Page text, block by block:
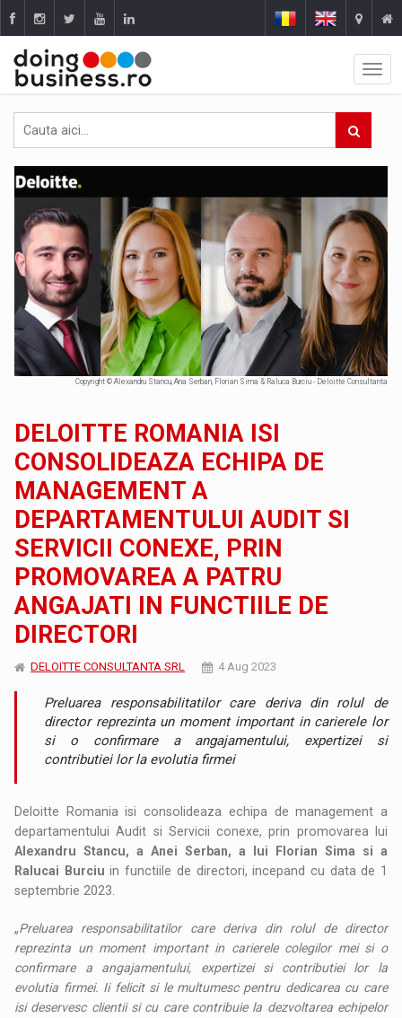
Copyright © Alexandru Stancu, Ana Serban, Florian Sima & Raluca Burciu - Deloitte Consultanta
DELOITTE ROMANIA ISI
CONSOLIDEAZA ECHIPA DE
MANAGEMENT A
DEPARTAMENTULUI AUDIT SI
SERVICII CONEXE, PRIN
PROMOVAREA A PATRU
ANGAJATI IN FUNCTIILE DE
DIRECTORI
DELOITTE CONSULTANTA SRL 4 Aug 2023
Preluarea responsabilitatilor care deriva din rolul de
director reprezinta un moment important in carierele lor
si o confirmare a angajamentului, expertizei si
contributiei lor la evolutia firmei
Deloitte Romania isi consolideaza echipa de management a
departamentului Audit si Servicii conexe, prin promovarea lui
Alexandru Stancu, a Anei Serban, a lui Florian Sima si a
Ralucai Burciu in functiile de directori, incepand cu data de 1
septembrie 2023.
„Preluarea responsabilitatilor care deriva din rolul de director
reprezinta un moment important in carierele colegilor mei si o
confirmare a angajamentului, expertizei si contributiei lor la
evolutia firmei. Ii felicit si le multumesc pentru dedicarea cu care
isi deservesc clientii si cu care contribuie la dezvoltarea echipelor